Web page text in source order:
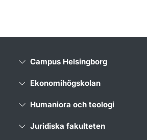
Campus Helsingborg
Ekonomihögskolan
Humaniora och teologi
Juridiska fakulteten